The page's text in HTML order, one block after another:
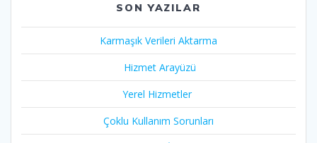
SON YAZILAR
Karmaşık Verileri Aktarma
Hizmet Arayüzü
Yerel Hizmetler
Çoklu Kullanım Sorunları